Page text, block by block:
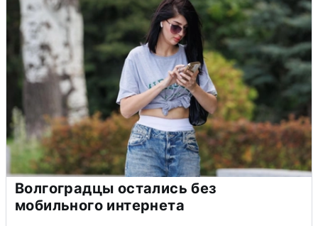
Волгоградцы остались без
мобильного интернета